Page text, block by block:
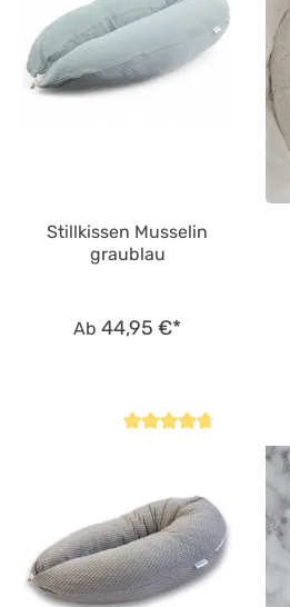
Stillkissen Musselin
graublau
Ab 44,95 €*
Durchschnittliche